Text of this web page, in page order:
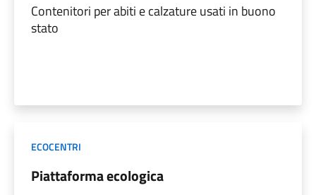
Contenitori per abiti e calzature usati in buono
stato
ECOCENTRI
Piattaforma ecologica